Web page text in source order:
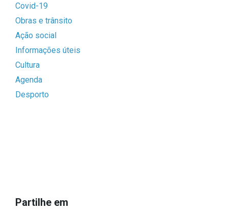
Covid-19
Obras e trânsito
Ação social
Informações úteis
Cultura
Agenda
Desporto
Partilhe em